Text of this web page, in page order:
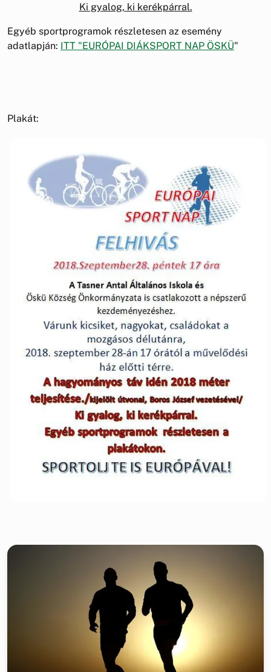
Ki gyalog, ki kerékpárral.
Egyéb sportprogramok részletesen az esemény
adatlapján: ITT "EURÓPAI DIÁKSPORT NAP ÖSKÜ"
Plakát: